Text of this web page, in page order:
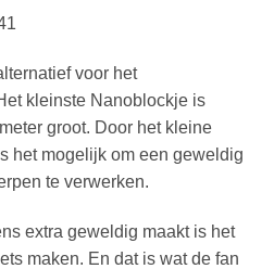
voor het
kleinste Nanoblockje is
groot. Door het kleine
het mogelijk om een geweldig
te verwerken.
extra geweldig maakt is het
maken. En dat is wat de fan